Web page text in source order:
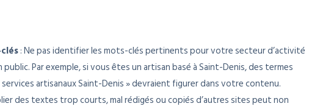
: Ne pas identifier les mots-clés pertinents pour votre secteur d’activité
Par exemple, si vous êtes un artisan basé à Saint-Denis, des termes
services artisanaux Saint-Denis » devraient figurer dans votre contenu.
des textes trop courts, mal rédigés ou copiés d’autres sites peut non